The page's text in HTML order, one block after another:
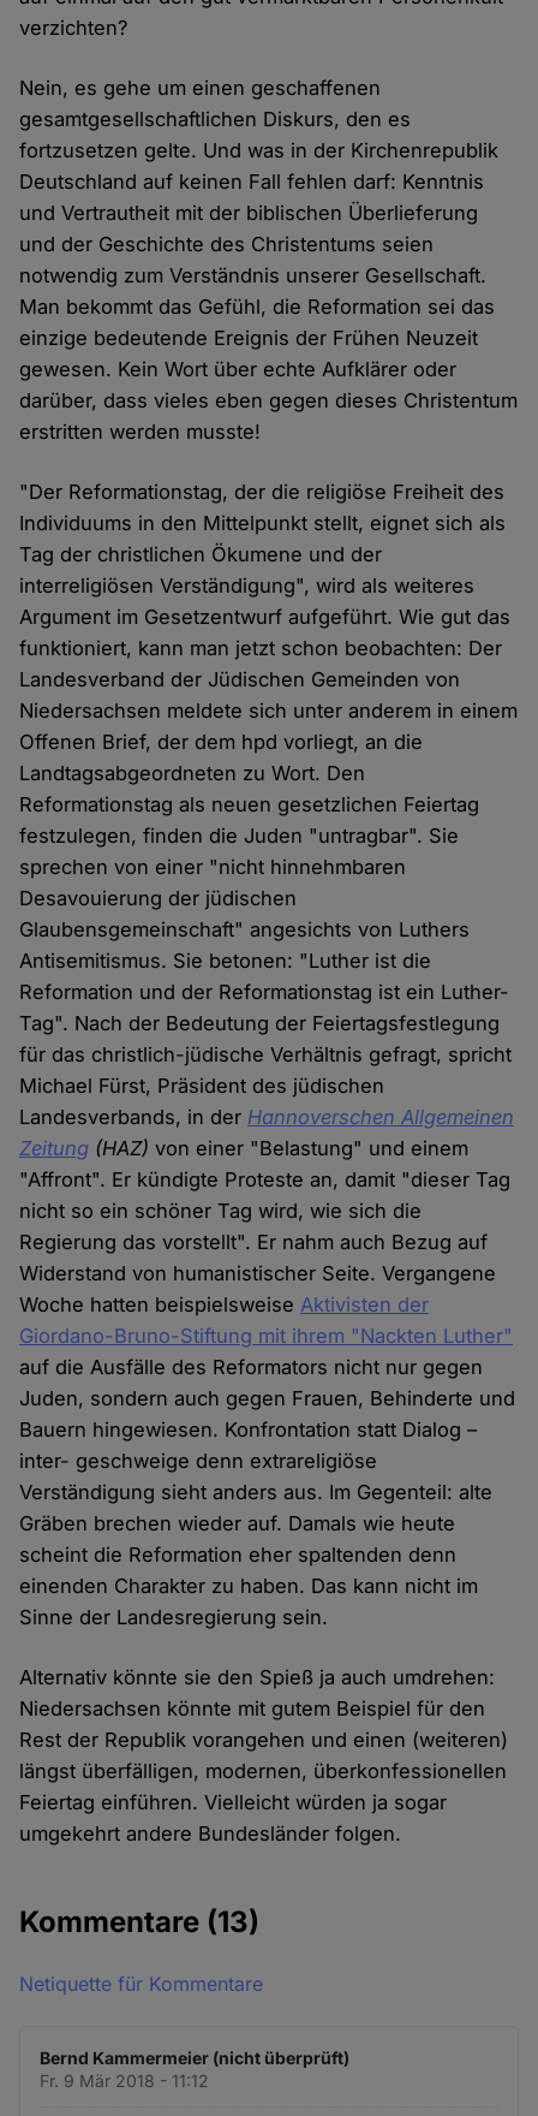
verzichten?
Nein, es gehe um einen geschaffenen
gesamtgesellschaftlichen Diskurs, den es
fortzusetzen gelte. Und was in der Kirchenrepublik
Deutschland auf keinen Fall fehlen darf: Kenntnis
und Vertrautheit mit der biblischen Überlieferung
und der Geschichte des Christentums seien
notwendig zum Verständnis unserer Gesellschaft.
Man bekommt das Gefühl, die Reformation sei das
einzige bedeutende Ereignis der Frühen Neuzeit
gewesen. Kein Wort über echte Aufklärer oder
darüber, dass vieles eben gegen dieses Christentum
erstritten werden musste!
"Der Reformationstag, der die religiöse Freiheit des
Individuums in den Mittelpunkt stellt, eignet sich als
Tag der christlichen Ökumene und der
interreligiösen Verständigung", wird als weiteres
Argument im Gesetzentwurf aufgeführt. Wie gut das
funktioniert, kann man jetzt schon beobachten: Der
Landesverband der Jüdischen Gemeinden von
Niedersachsen meldete sich unter anderem in einem
Offenen Brief, der dem hpd vorliegt, an die
Landtagsabgeordneten zu Wort. Den
Reformationstag als neuen gesetzlichen Feiertag
festzulegen, finden die Juden "untragbar". Sie
sprechen von einer "nicht hinnehmbaren
Desavouierung der jüdischen
Glaubensgemeinschaft" angesichts von Luthers
Antisemitismus. Sie betonen: "Luther ist die
Reformation und der Reformationstag ist ein Luther-
Tag". Nach der Bedeutung der Feiertagsfestlegung
für das christlich-jüdische Verhältnis gefragt, spricht
Michael Fürst, Präsident des jüdischen
Landesverbands, in der Hannoverschen Allgemeinen
Zeitung (HAZ) von einer "Belastung" und einem
"Affront". Er kündigte Proteste an, damit "dieser Tag
nicht so ein schöner Tag wird, wie sich die
Regierung das vorstellt". Er nahm auch Bezug auf
Widerstand von humanistischer Seite. Vergangene
Woche hatten beispielsweiseAktivisten der
Giordano-Bruno-Stiftung mit ihrem "Nackten Luther"
auf die Ausfälle des Reformators nicht nur gegen
Juden, sondern auch gegen Frauen, Behinderte und
Bauern hingewiesen. Konfrontation statt Dialog –
inter- geschweige denn extrareligiöse
Verständigung sieht anders aus. Im Gegenteil: alte
Gräben brechen wieder auf. Damals wie heute
scheint die Reformation eher spaltenden denn
einenden Charakter zu haben. Das kann nicht im
Sinne der Landesregierung sein.
Alternativ könnte sie den Spieß ja auch umdrehen:
Niedersachsen könnte mit gutem Beispiel für den
Rest der Republik vorangehen und einen (weiteren)
längst überfälligen, modernen, überkonfessionellen
Feiertag einführen. Vielleicht würden ja sogar
umgekehrt andere Bundesländer folgen.
Kommentare (13)
Netiquette für Kommentare
Bernd Kammermeier (nicht überprüft)
Fr. 9 Mär 2018 - 11:12